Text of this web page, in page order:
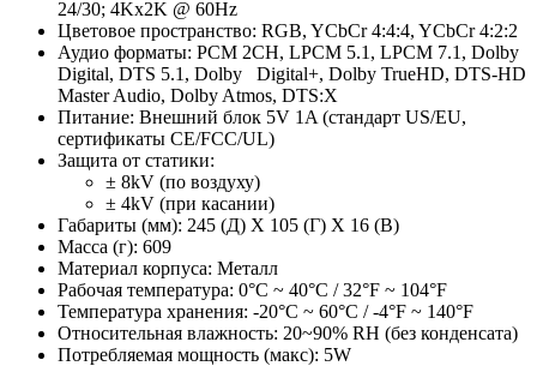
24/30; 4Kx2K @ 60Hz
Цветовое пространство: RGB, YCbCr 4:4:4, YCbCr 4:2:2
Аудио форматы: PCM 2CH, LPCM 5.1, LPCM 7.1, Dolby
Digital, DTS 5.1, Dolby Digital+, Dolby TrueHD, DTS-HD
Master Audio, Dolby Atmos, DTS:X
Питание: Внешний блок 5V 1A (стандарт US/EU,
сертификаты CE/FCC/UL)
Защита от статики:
± 8kV (по воздуху)
± 4kV (при касании)
Габариты (мм): 245 (Д) X 105 (Г) X 16 (В)
Масса (г): 609
Материал корпуса: Металл
Рабочая температура: 0°C ~ 40°C / 32°F ~ 104°F
Температура хранения: -20°C ~ 60°C / -4°F ~ 140°F
Относительная влажность: 20~90% RH (без конденсата)
Потребляемая мощность (макс): 5W